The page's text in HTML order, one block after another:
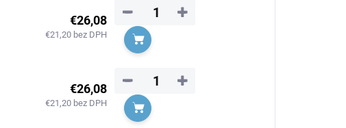
€26,08
€21,20 bez DPH
+
−
Do košíka
€26,08
€21,20 bez DPH
+
−
Do košíka